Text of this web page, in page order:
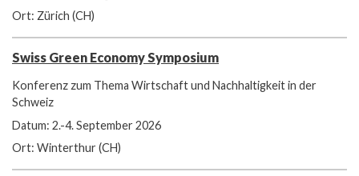
Ort: Zürich (CH)
Swiss Green Economy Symposium
Konferenz zum Thema Wirtschaft und Nachhaltigkeit in der
Schweiz
Datum: 2.-4. September 2026
Ort: Winterthur (CH)